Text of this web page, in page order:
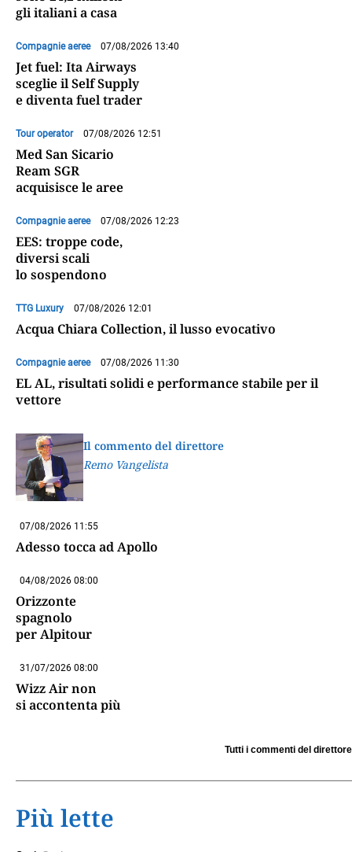
gli italiani a casa
Compagnie aeree 07/08/2026 13:40
Jet fuel: Ita Airways
sceglie il Self Supply
e diventa fuel trader
Tour operator 07/08/2026 12:51
Med San Sicario
Ream SGR
acquisisce le aree
Compagnie aeree 07/08/2026 12:23
EES: troppe code,
diversi scali
lo sospendono
TTG Luxury 07/08/2026 12:01
Acqua Chiara Collection, il lusso evocativo
Compagnie aeree 07/08/2026 11:30
EL AL, risultati solidi e performance stabile per il
vettore
Il commento del direttore
Remo Vangelista
07/08/2026 11:55
Adesso tocca ad Apollo
04/08/2026 08:00
Orizzonte
spagnolo
per Alpitour
31/07/2026 08:00
Wizz Air non
si accontenta più
Tutti i commenti del direttore
Più lette